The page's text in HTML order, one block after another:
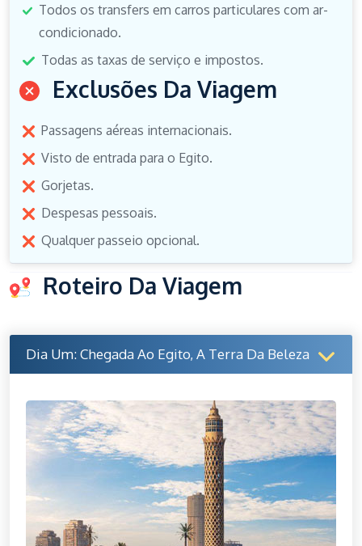
Todos os transfers em carros particulares com ar-
condicionado.
Todas as taxas de serviço e impostos.
Exclusões Da Viagem
Passagens aéreas internacionais.
Visto de entrada para o Egito.
Gorjetas.
Despesas pessoais.
Qualquer passeio opcional.
Roteiro Da Viagem
Dia Um: Chegada Ao Egito, A Terra Da Beleza